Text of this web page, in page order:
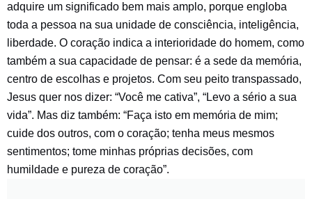
adquire um significado bem mais amplo, porque engloba
toda a pessoa na sua unidade de consciência, inteligência,
liberdade. O coração indica a interioridade do homem, como
também a sua capacidade de pensar: é a sede da memória,
centro de escolhas e projetos. Com seu peito transpassado,
Jesus quer nos dizer: “Você me cativa”, “Levo a sério a sua
vida”. Mas diz também: “Faça isto em memória de mim;
cuide dos outros, com o coração; tenha meus mesmos
sentimentos; tome minhas próprias decisões, com
humildade e pureza de coração”.